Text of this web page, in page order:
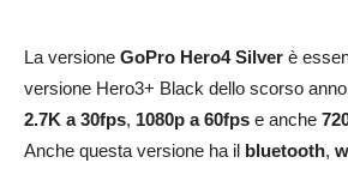
La versione GoPro Hero4 Silver è
versione Hero3+ Black dello scorso
2.7K a 30fps, 1080p a 60fps e anche
Anche questa versione ha il bluetooth,